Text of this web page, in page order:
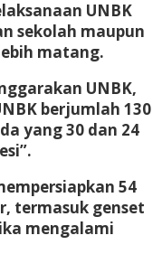
UNBK
sekolah maupun
matang.
UNBK,
berjumlah 130
yang 30 dan 24
54
termasuk genset
mengalami